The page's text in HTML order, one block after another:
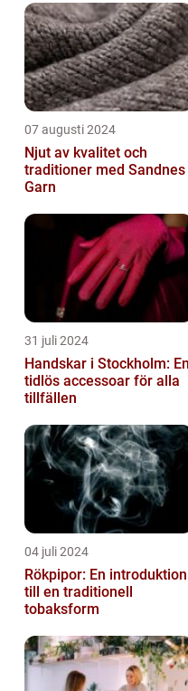
07 augusti 2024
Njut av kvalitet och
traditioner med Sandnes
Garn
31 juli 2024
Handskar i Stockholm: En
tidlös accessoar för alla
tillfällen
04 juli 2024
Rökpipor: En introduktion
till en traditionell
tobaksform